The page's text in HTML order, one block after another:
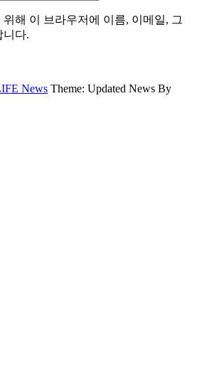
해 이 브라우저에 이름, 이메일, 그
니다.
News Theme: Updated News By